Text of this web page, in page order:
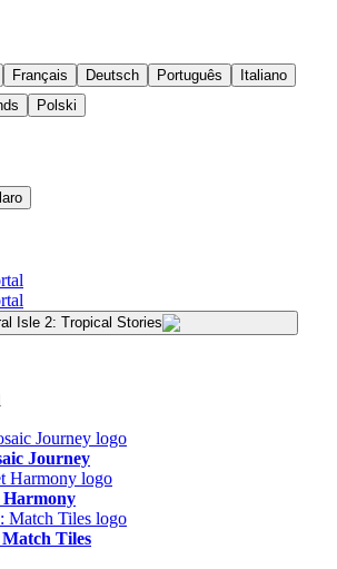
Français Deutsch Português
Italiano
Polski
Isle 2: Tropical Stories
Journey
Harmony
Tiles